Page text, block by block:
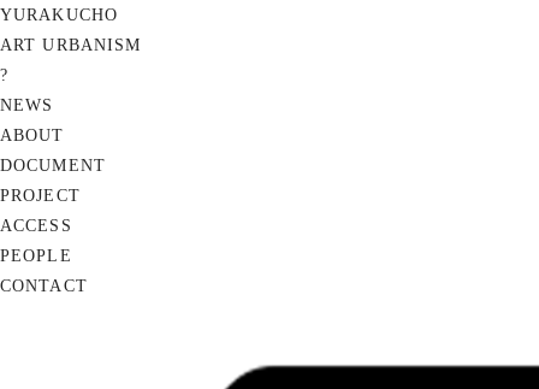
YURAKUCHO
ART URBANISM
?
NEWS
ABOUT
DOCUMENT
PROJECT
ACCESS
PEOPLE
CONTACT